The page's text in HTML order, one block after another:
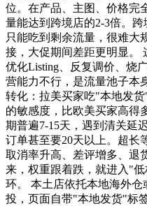
位。在产品、主图、价格完
量能达到跨境店的2-3倍。
只能吃到剩余流量，很难大
接，大促期间差距更明显。
优化Listing、反复调价、
营能力不行，是流量池子本
转化：拉美买家吃"本地发
的敏感度，比欧美买家高得
期普遍7-15天，遇到清关延
订单甚至要20天以上。超长
取消率升高、差评增多、退
来，权重跟着跌，就进入"
环。 本土店依托本地海外
投，页面自带"本地发货"标